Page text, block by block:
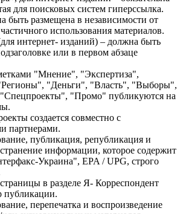
для поисковых систем гиперссылка.
быть размещена в независимости от
использования материалов.
интернет- изданий) – должна быть
или в первом абзаце
"Мнение", "Экспертиза",
"Деньги", "Власть", "Выборы",
"Промо" публикуются на
создается совместно с
партнерами.
публикация, републикация и
информации, которое содержит
Украина", EPA / UPG, строго
в разделе Я- Корреспондент
публикации.
перепечатка и воспроизведение